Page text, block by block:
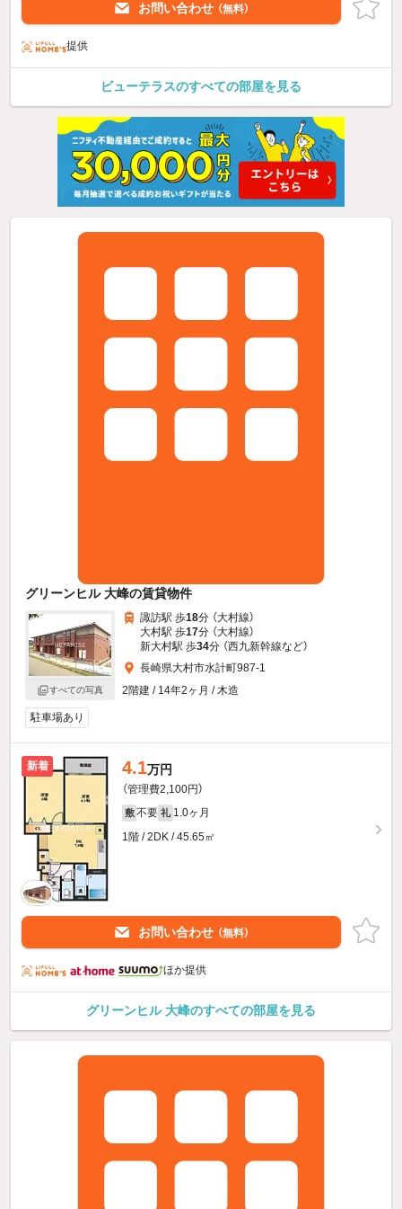
お問い合わせ （無料）
提供
ビューテラスのすべての部屋を見る
グリーンヒル 大峰の賃貸物件
すべての写真
諏訪駅 歩18分 （大村線）
大村駅 歩17分 （大村線）
新大村駅 歩34分 （西九新幹線など）
長崎県大村市水計町987-1
2階建 / 14年2ヶ月 / 木造
駐車場あり
新着 4.1万円
（管理費2,100円）
敷 不要 礼 1.0ヶ月
1階 / 2DK / 45.65㎡
お問い合わせ （無料）
ほか提供
グリーンヒル 大峰のすべての部屋を見る